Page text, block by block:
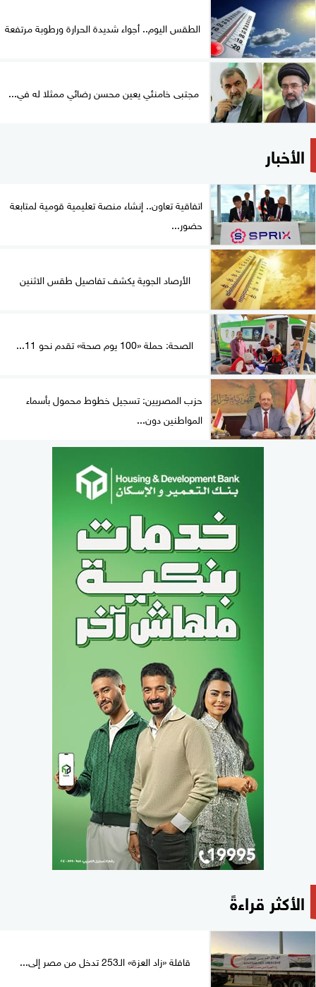
الطقس اليوم.. أجواء شديدة الحرارة ورطوبة مرتفعة
مجتبى خامنئي يعين محسن رضائي ممثلا له في...
الأخبار
اتفاقية تعاون.. إنشاء منصة تعليمية قومية لمتابعة
حضور...
الأرصاد الجوية يكشف تفاصيل طقس الاثنين
الصحة: حملة «100 يوم صحة» تقدم نحو 11...
حزب المصريين: تسجيل خطوط محمول بأسماء
المواطنين دون...
الأكثر قراءةً
قافلة «زاد العزة» الـ253 تدخل من مصر إلى...